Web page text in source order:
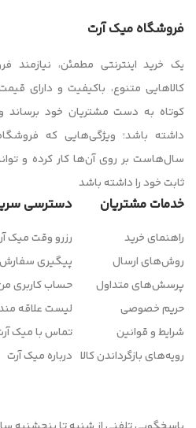
فروشگاه میک آرت
یک خرید اینترنتی مطمئن، نیازمند
کالاهایی متنوع، باکیفیت و دارای
کوتاه به دست مشتریان خود برساند
داشته باشد؛ ویژگی‌هایی که
سال‌هاست بر روی آن‌ها کار کرده و
ثابت خود را داشته باشد
خدمات مشتریان
راهنمای خرید
روش‌های ارسال
پرسش‌های متداول
حریم خصوصی
شرایط و قوانین
رویه‌های بازگرداندن کالا
دسترسی
رزرو وقت میک
پیگیری سفارش
حساب کاربری
لیست علاقه
تماس با میک
درباره میک آرت